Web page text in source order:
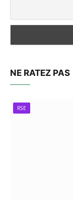
NE RATEZ PAS
RSE